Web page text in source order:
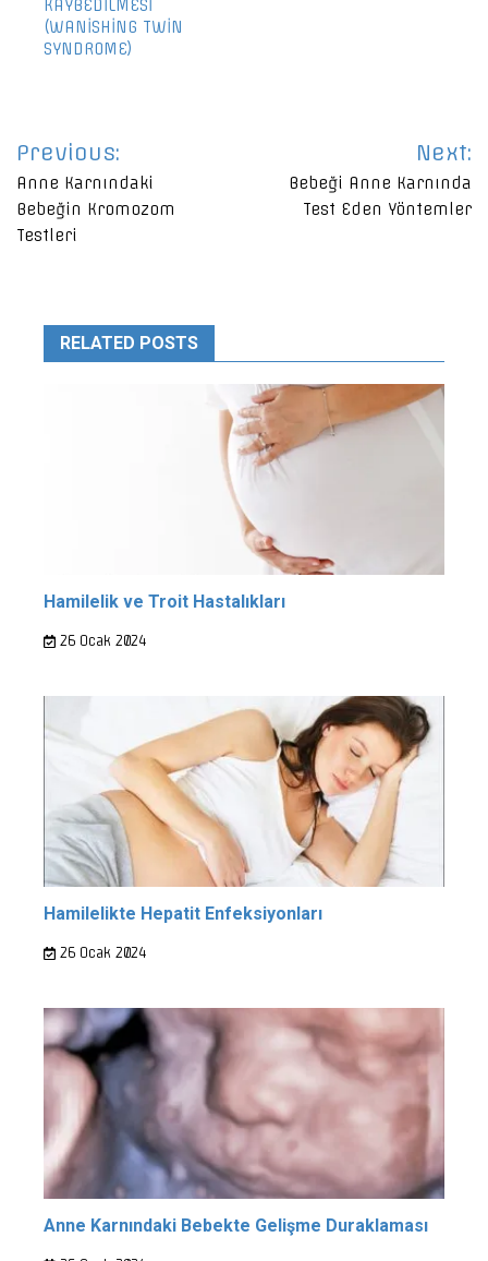
KAYBEDİLMESİ
(WANİSHİNG TWİN
SYNDROME)
Yazı
gezinmesi
Previous:
Anne Karnındaki
Bebeğin Kromozom
Testleri
Next:
Bebeği Anne Karnında
Test Eden Yöntemler
RELATED POSTS
Hamilelik ve Troit Hastalıkları
26 Ocak 2024
Hamilelikte Hepatit Enfeksiyonları
26 Ocak 2024
Anne Karnındaki Bebekte Gelişme Duraklaması